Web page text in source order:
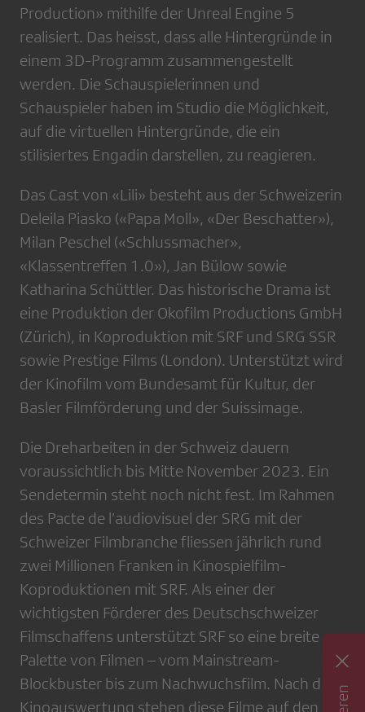
Production» mithilfe der Unreal Engine 5
realisiert. Das heisst, dass alle Hintergründe in
einem 3D-Programm zusammengestellt
werden. Die Schauspielerinnen und
Schauspieler haben im Studio die Möglichkeit,
auf die virtuellen Hintergründe, die ein
stilisiertes Engadin darstellen, zu reagieren.
Das Cast von «Lili» besteht aus der Schweizerin
Deleila Piasko («Papa Moll», «Der Beschatter»),
Milan Peschel («Schlussmacher»,
«Klassentreffen 1.0»), Jan Bülow sowie
Katharina Schüttler. Das historische Drama ist
eine Produktion der Okofilm Productions GmbH
(Zürich), in Koproduktion mit SRF und SRG SSR
sowie Prestige Films (London). Unterstützt wird
der Kinofilm vom Bundesamt für Kultur, der
Basler Filmförderung und der Suissimage.
Die Dreharbeiten in der Schweiz dauern
voraussichtlich bis Mitte November 2023. Ein
Sendetermin steht noch nicht fest. Im Rahmen
des Pacte de l’audiovisuel der SRG mit der
Schweizer Filmbranche fliessen jährlich rund
zwei Millionen Franken in Kinospielfilm-
Koproduktionen mit SRF. Als einer der
wichtigsten Förderer des Deutschschweizer
Filmschaffens unterstützt SRF so eine breite
Palette von Filmen – vom Mainstream-
Blockbuster bis zum Nachwuchsfilm. Nach der
Kinoauswertung stehen diese Filme auf den